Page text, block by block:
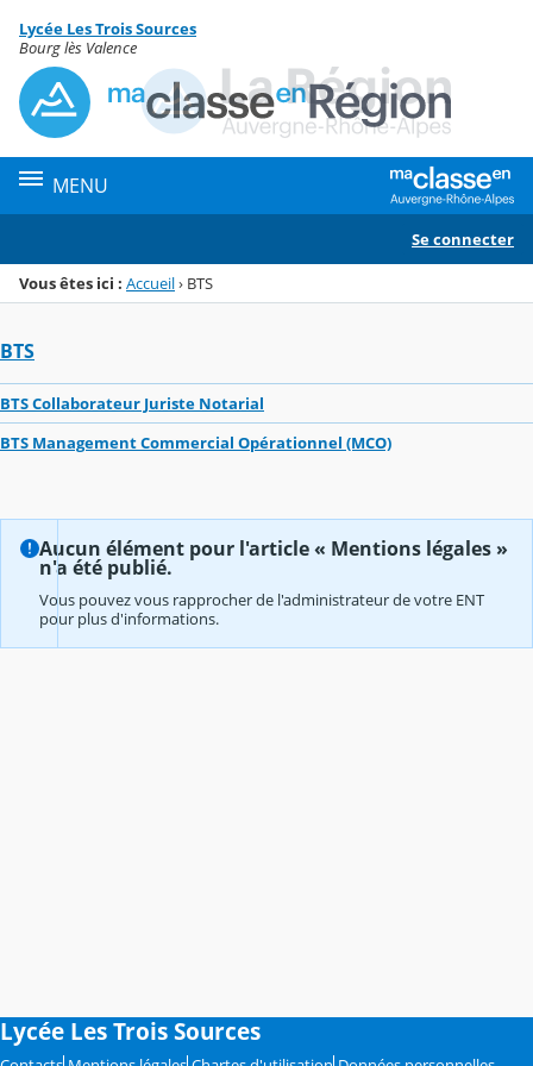
Menu de la rubrique
Contenu
Lycée Les Trois Sources
Bourg lès Valence
MENU
Se connecter
Vous êtes ici : Accueil› BTS
BTS
BTS Collaborateur Juriste Notarial
BTS Management Commercial Opérationnel (MCO)
Aucun élément pour l'article « Mentions légales »
n'a été publié.
Vous pouvez vous rapprocher de l'administrateur de votre ENT
pour plus d'informations.
Lycée Les Trois Sources